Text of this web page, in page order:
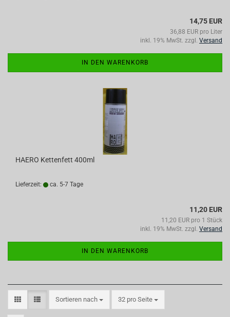
14,75 EUR
36,88 EUR pro Liter
inkl. 19% MwSt. zzgl. Versand
IN DEN WARENKORB
HAERO Kettenfett 400ml
Lieferzeit: ca. 5-7 Tage
11,20 EUR
11,20 EUR pro 1 Stück
inkl. 19% MwSt. zzgl. Versand
IN DEN WARENKORB
Sortieren nach
Sortieren nach 32 pro Seite
pro Seite